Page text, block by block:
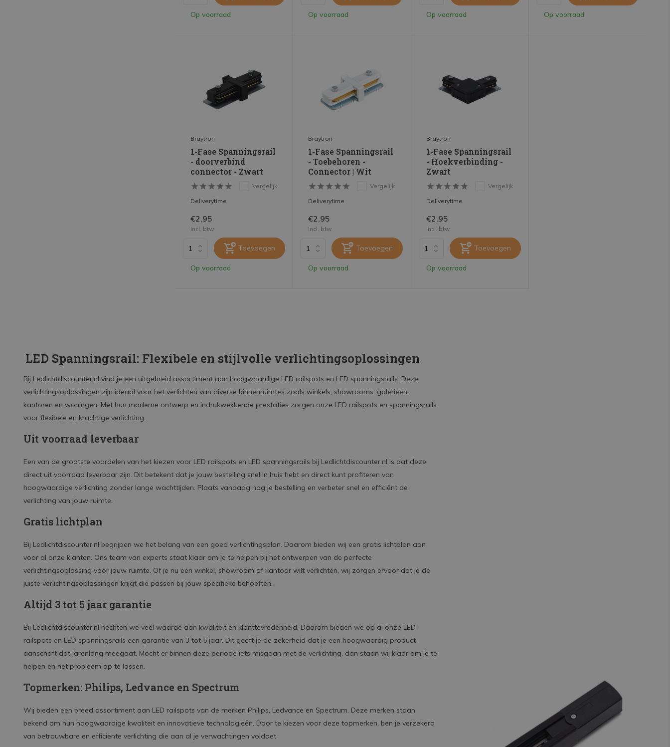
Op voorraad Op voorraad Op voorraad Op voorraad
Braytron
1-Fase Spanningsrail
- doorverbind
connector - Zwart
Vergelijk
Deliverytime
€2,95
Incl. btw
Toevoegen
Op voorraad
Braytron
1-Fase Spanningsrail
- Toebehoren -
Connector | Wit
Vergelijk
Deliverytime
€2,95
Incl. btw
Toevoegen
Op voorraad
Braytron
1-Fase Spanningsrail
- Hoekverbinding -
Zwart
Vergelijk
Deliverytime
€2,95
Incl. btw
Toevoegen
Op voorraad
LED Spanningsrail: Flexibele en stijlvolle verlichtingsoplossingen
Bij Ledlichtdiscounter.nl vind je een uitgebreid assortiment aan hoogwaardige LED railspots en LED spanningsrails. Deze
verlichtingsoplossingen zijn ideaal voor het verlichten van diverse binnenruimtes zoals winkels, showrooms, galerieën,
kantoren en woningen. Met hun moderne ontwerp en indrukwekkende prestaties zorgen onze LED railspots en spanningsrails
voor flexibele en krachtige verlichting.
Uit voorraad leverbaar
Een van de grootste voordelen van het kiezen voor LED railspots en LED spanningsrails bij Ledlichtdiscounter.nl is dat deze
direct uit voorraad leverbaar zijn. Dit betekent dat je jouw bestelling snel in huis hebt en direct kunt profiteren van
hoogwaardige verlichting zonder lange wachttijden. Plaats vandaag nog je bestelling en verbeter snel en efficiënt de
verlichting van jouw ruimte.
Gratis lichtplan
Bij Ledlichtdiscounter.nl begrijpen we het belang van een goed verlichtingsplan. Daarom bieden wij een gratis lichtplan aan
voor al onze klanten. Ons team van experts staat klaar om je te helpen bij het ontwerpen van de perfecte
verlichtingsoplossing voor jouw ruimte. Of je nu een winkel, showroom of kantoor wilt verlichten, wij zorgen ervoor dat je de
juiste verlichtingsoplossingen krijgt die passen bij jouw specifieke behoeften.
Altijd 3 tot 5 jaar garantie
Bij Ledlichtdiscounter.nl hechten we veel waarde aan kwaliteit en klanttevredenheid. Daarom bieden we op al onze LED
railspots en LED spanningsrails een garantie van 3 tot 5 jaar. Dit geeft je de zekerheid dat je een hoogwaardig product
aanschaft dat jarenlang meegaat. Mocht er binnen deze periode iets misgaan met de verlichting, dan staan wij klaar om je te
helpen en het probleem op te lossen.
Topmerken: Philips, Ledvance en Spectrum
Wij bieden een breed assortiment aan LED railspots van de merken Philips, Ledvance en Spectrum. Deze merken staan
bekend om hun hoogwaardige kwaliteit en innovatieve technologieën. Door te kiezen voor deze topmerken, ben je verzekerd
van betrouwbare en efficiënte verlichting die aan al je verwachtingen voldoet.